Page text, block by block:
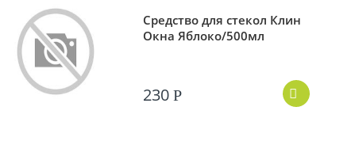
Средство для стекол Клин
Окна Яблоко/500мл
230 Р